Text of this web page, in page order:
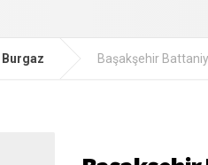
Burgaz Başakşehir